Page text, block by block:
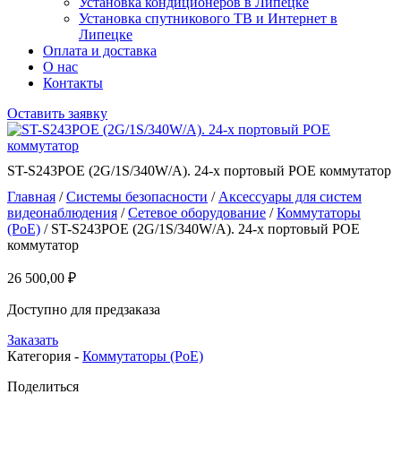
Установка спутникового ТВ и Интернет в
Липецке
Оплата и доставка
О нас
Контакты
Оставить заявку
ST-S243POE (2G/1S/340W/A). 24-х портовый POE коммутатор
Главная /Системы безопасности / Аксессуары для систем
видеонаблюдения /Сетевое оборудование /Коммутаторы
(PoE) / ST-S243POE (2G/1S/340W/A). 24-х портовый POE
коммутатор
26 500,00 ₽
Доступно для предзаказа
Заказать
Категория - Коммутаторы (PoE)
Поделиться